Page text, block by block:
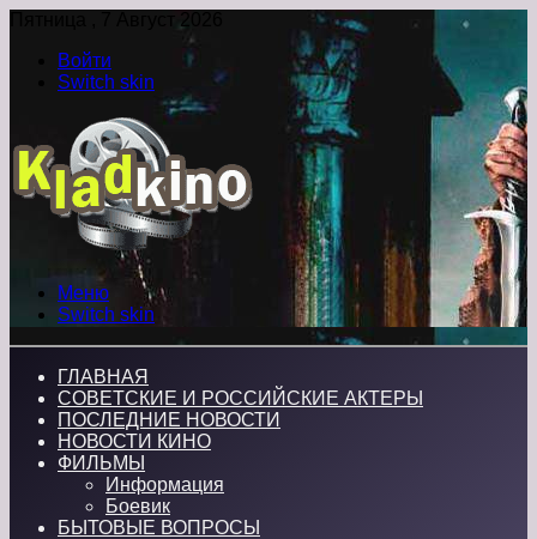
Пятница , 7 Август 2026
Войти
Switch skin
Меню
Switch skin
ГЛАВНАЯ
СОВЕТСКИЕ И РОССИЙСКИЕ АКТЕРЫ
ПОСЛЕДНИЕ НОВОСТИ
НОВОСТИ КИНО
ФИЛЬМЫ
Информация
Боевик
БЫТОВЫЕ ВОПРОСЫ